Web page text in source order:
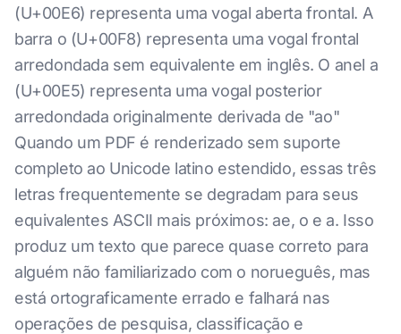
(U+00E6) representa uma vogal aberta frontal. A
barra o (U+00F8) representa uma vogal frontal
arredondada sem equivalente em inglês. O anel a
(U+00E5) representa uma vogal posterior
arredondada originalmente derivada de "ao"
Quando um PDF é renderizado sem suporte
completo ao Unicode latino estendido, essas três
letras frequentemente se degradam para seus
equivalentes ASCII mais próximos: ae, o e a. Isso
produz um texto que parece quase correto para
alguém não familiarizado com o norueguês, mas
está ortograficamente errado e falhará nas
operações de pesquisa, classificação e